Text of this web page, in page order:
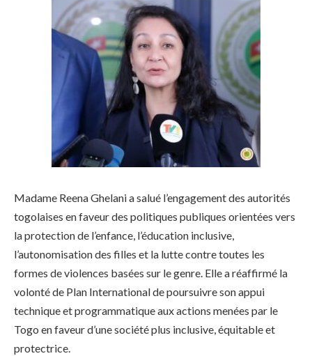
Madame Reena Ghelani a salué l’engagement des autorités
togolaises en faveur des politiques publiques orientées vers
la protection de l’enfance, l’éducation inclusive,
l’autonomisation des filles et la lutte contre toutes les
formes de violences basées sur le genre. Elle a réaffirmé la
volonté de Plan International de poursuivre son appui
technique et programmatique aux actions menées par le
Togo en faveur d’une société plus inclusive, équitable et
protectrice.